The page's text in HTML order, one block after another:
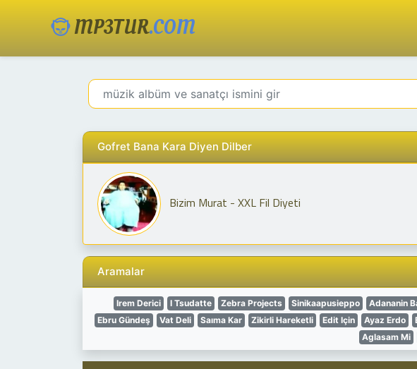
MP3TUR.COM
Gofret Bana Kara Diyen Dilber
Bizim Murat - XXL Fil Diyeti
Aramalar
Irem Derici I Tsudatte Zebra Projects Sinikaapusieppo Adananin
Ebru Gündeş
Vat Deli Saıma Kar Zikirli Hareketli Edit Için Ayaz Erdo
Aglasam Mi